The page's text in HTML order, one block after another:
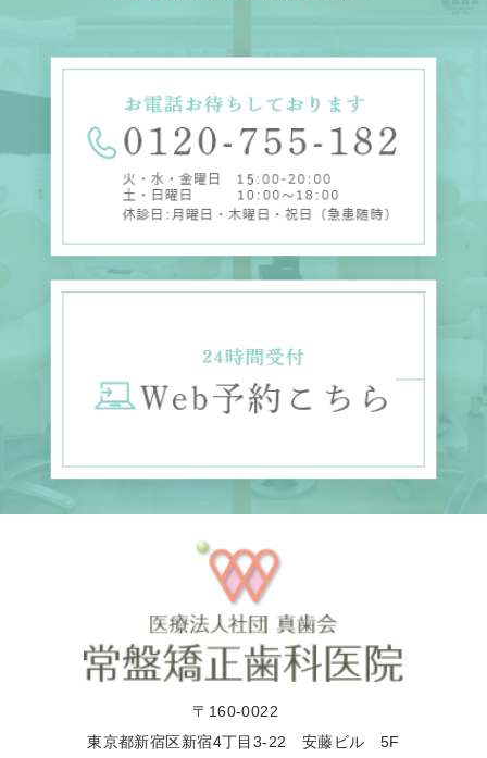
〒160-0022
東京都新宿区新宿4丁目3-22 安藤ビル 5F